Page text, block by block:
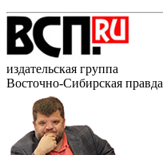
издательская группа
Восточно-Сибирская правда